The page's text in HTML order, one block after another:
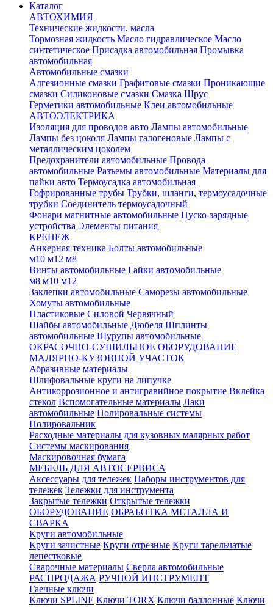
Каталог
АВТОХИМИЯ
Технические жидкости, масла
Тормозная жидкость Масло гидравлическое Масло
синтетическое Присадка автомобильная Промывка
автомобильная
Автомобильные смазки
Адгезионные смазки Графитовые смазки Проникающие
смазки Силиконовые смазки Смазка Шрус
Герметики автомобильные Клеи автомобильные
АВТОЭЛЕКТРИКА
Изоляция для проводов авто Лампы автомобильные
Лампы без цоколя Лампы галогеновые Лампы с
металлическим цоколем
Предохранители автомобильные Провода
автомобильные Разъемы автомобильные Материалы для
пайки авто Термоусадка автомобильная
Гофрированные трубы Трубки, шланги, термоусадочные
трубки Соединитель термоусадочный
Фонари магнитные автомобильные Пуско-зарядные
устройства Элементы питания
КРЕПЕЖ
Анкерная техника Болты автомобильные
м10 м12 м8
Винты автомобильные Гайки автомобильные
м8 м10 м12
Заклепки автомобильные Саморезы автомобильные
Хомуты автомобильные
Пластиковые Силовой Червячный
Шайбы автомобильные Дюбеля Шплинты
автомобильные Шурупы автомобильные
ОКРАСОЧНО-СУШИЛЬНОЕ ОБОРУДОВАНИЕ
МАЛЯРНО-КУЗОВНОЙ УЧАСТОК
Абразивные материалы
Шлифовальные круги на липучке
Антикоррозионное и антигравийное покрытие Вклейка
стекол Вспомогательные материалы Лаки
автомобильные Полировальные системы
Полировальник
Расходные материалы для кузовных малярных работ
Системы маскирования
Маскировочная бумага
МЕБЕЛЬ ДЛЯ АВТОСЕРВИСА
Аксессуары для тележек Наборы инструментов для
тележек Тележки для инструмента
Закрытые тележки Открытые тележки
ОБОРУДОВАНИЕ ОБРАБОТКА МЕТАЛЛА И
СВАРКА
Круги автомобильные
Круги зачистные Круги отрезные Круги тарельчатые
лепестковые
Сварочные материалы Сверла автомобильные
РАСПРОДАЖА РУЧНОЙ ИНСТРУМЕНТ
Гаечные ключи
Ключи SPLINE Ключи TORX Ключи баллонные Ключи